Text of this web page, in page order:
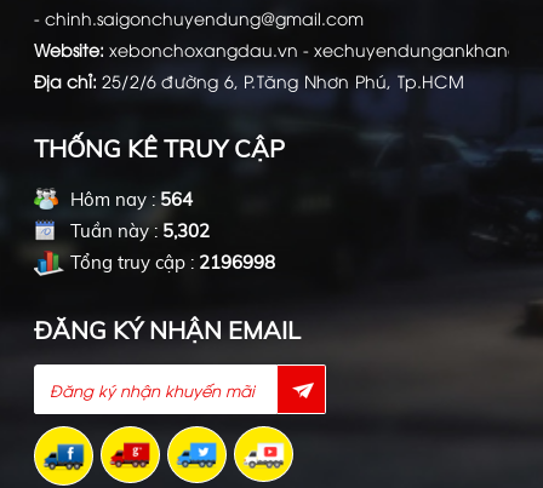
- chinh.saigonchuyendung@gmail.com
Website: xebonchoxangdau.vn -
Địa chỉ: 25/2/6 đường 6, P.Tăng Nhơn Phú, Tp.HCM
THỐNG KÊ TRUY CẬP
Hôm nay :564
Tuần này : 5,302
Tổng truy cập : 2196998
ĐĂNG KÝ NHẬN EMAIL